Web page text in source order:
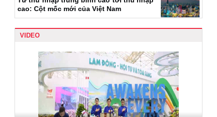
cao: Cột mốc mới của Việt Nam
VIDEO